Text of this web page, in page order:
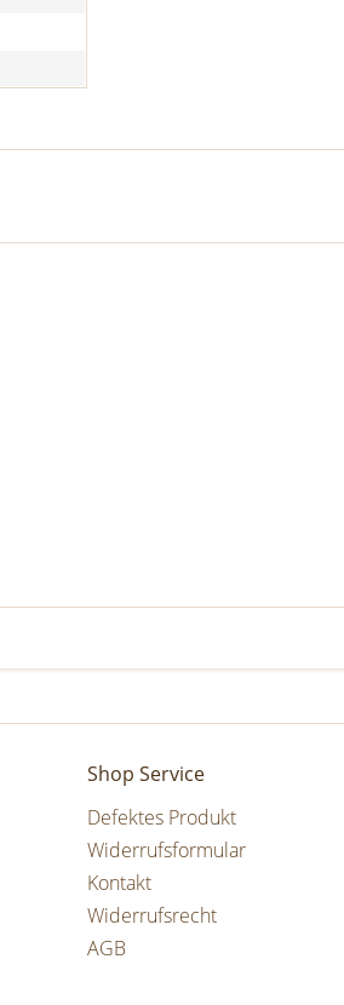
Shop Service
Defektes Produkt
Widerrufsformular
Kontakt
Widerrufsrecht
AGB